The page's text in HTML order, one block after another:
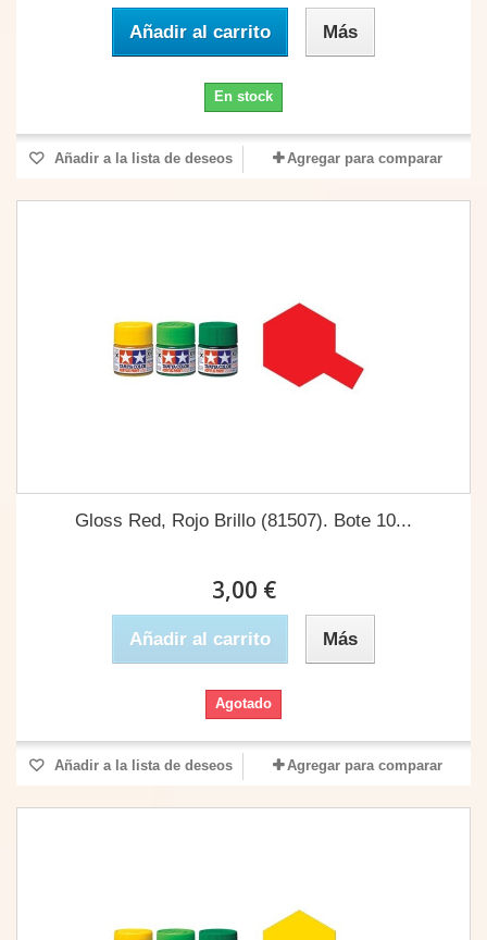
Añadir al carrito Más
En stock
Añadir a la lista de deseos Agregar para comparar
Gloss Red, Rojo Brillo (81507). Bote 10...
3,00 €
Añadir al carrito Más
Agotado
Añadir a la lista de deseos Agregar para comparar